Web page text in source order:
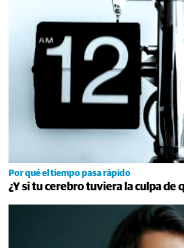
Por qué el tiempo pasa rápido
¿Y si tu cerebro tuviera la culpa de